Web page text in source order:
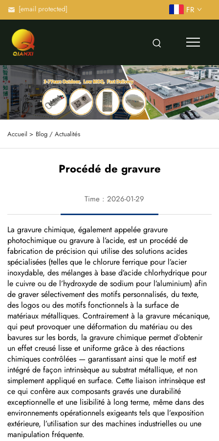
[email protected] FR
Accueil > Blog / Actualités
Procédé de gravure
Time : 2026-01-29
La gravure chimique, également appelée gravure
photochimique ou gravure à l’acide, est un procédé de
fabrication de précision qui utilise des solutions acides
spécialisées (telles que le chlorure ferrique pour l’acier
inoxydable, des mélanges à base d’acide chlorhydrique pour
le cuivre ou de l’hydroxyde de sodium pour l’aluminium) afin
de graver sélectivement des motifs personnalisés, du texte,
des logos ou des motifs fonctionnels à la surface de
matériaux métalliques. Contrairement à la gravure mécanique,
qui peut provoquer une déformation du matériau ou des
bavures sur les bords, la gravure chimique permet d’obtenir
un effet creusé lisse et uniforme grâce à des réactions
chimiques contrôlées — garantissant ainsi que le motif est
intégré de façon intrinsèque au substrat métallique, et non
simplement appliqué en surface. Cette liaison intrinsèque est
ce qui confère aux composants gravés une durabilité
exceptionnelle et une lisibilité à long terme, même dans des
environnements opérationnels exigeants tels que l’exposition
extérieure, l’utilisation sur des machines industrielles ou une
manipulation fréquente.